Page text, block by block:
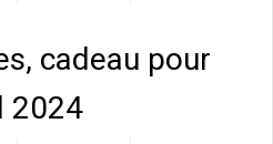
cadeau pour
2024